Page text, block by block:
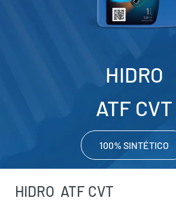
HIDRO
ATF CVT
100% SINTÉTICO
HIDRO ATF CVT